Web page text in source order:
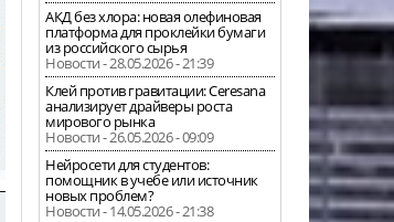
АКД без хлора: новая олефиновая
платформа для проклейки бумаги
из российского сырья
Новости - 28.05.2026 - 21:39
Клей против гравитации: Ceresana
анализирует драйверы роста
мирового рынка
Новости - 26.05.2026 - 09:09
Нейросети для студентов:
помощник в учебе или источник
новых проблем?
Новости - 14.05.2026 - 21:38